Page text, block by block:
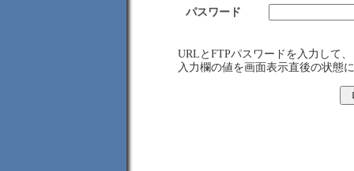
パスワード
URLとFTPパスワードを入力して
入力欄の値を画面表示直後の状態